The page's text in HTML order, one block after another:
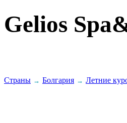
Gelios
Страны → Болгария → Летние